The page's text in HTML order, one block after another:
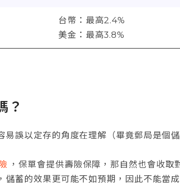
台幣：最高2.4%
美金：最高3.8%
？
易誤以定存的角度在理解（畢竟郵局是個
，保單會提供壽險保障，那自然也會收取
儲蓄的效果更可能不如預期，因此不能當